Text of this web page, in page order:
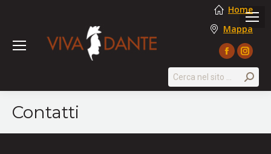
Home
Mappa
Facebook
opens
window
page
opens
Search:
Contatti